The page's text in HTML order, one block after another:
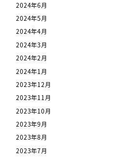
2024年6月
2024年5月
2024年4月
2024年3月
2024年2月
2024年1月
2023年12月
2023年11月
2023年10月
2023年9月
2023年8月
2023年7月